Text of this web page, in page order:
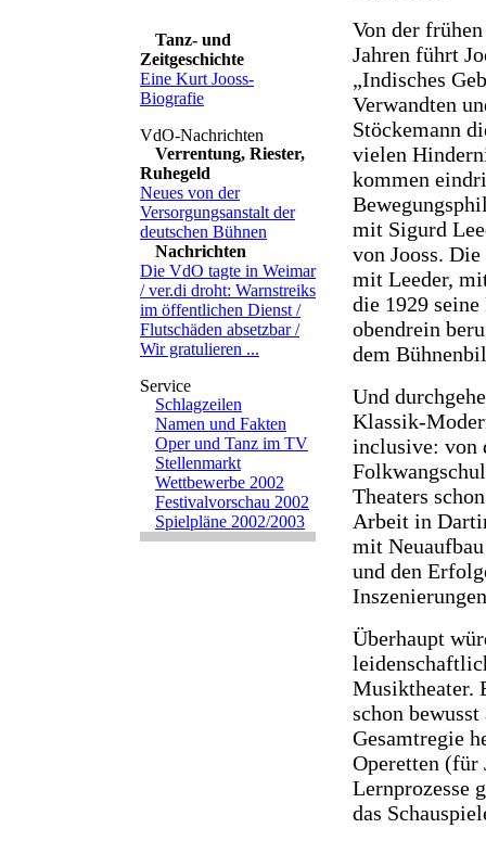
Tanz- und
Zeitgeschichte
Eine Kurt Jooss-
Biografie
Verrentung, Riester,
Ruhegeld
Neues von der
Versorgungsanstalt der
deutschen Bühnen
Nachrichten
Die VdO tagte in Weimar
/ ver.di droht: Warnstreiks
im öffentlichen Dienst /
Flutschäden absetzbar /
Wir gratulieren ...
Schlagzeilen
Namen und Fakten
Oper und Tanz im TV
Stellenmarkt
Wettbewerbe 2002
Festivalvorschau 2002
Spielpläne 2002/2003
Von der
Jahren führt
„Indisches
Verwandten
Stöckemann
vielen
kommen
mit Sigurd
von Jooss.
mit Leeder,
die 1929
obendrein
dem
Und
Klassik-
inclusive: von
Theaters
Arbeit in
mit
und den
Überhaupt
Musiktheater.
schon
Gesamtregie
Operetten (für
Lernprozesse
das